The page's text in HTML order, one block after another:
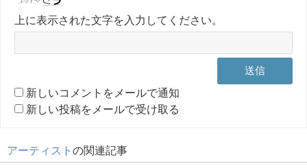
上に表示された文字を入力してください。
新しいコメントをメールで通知
新しい投稿をメールで受け取る
アーティスト の関連記事